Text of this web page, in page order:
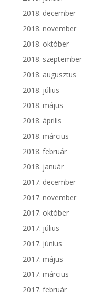
2018. december
2018. november
2018. október
2018. szeptember
2018. augusztus
2018. július
2018. május
2018. április
2018. március
2018. február
2018. január
2017. december
2017. november
2017. október
2017. július
2017. június
2017. május
2017. március
2017. február